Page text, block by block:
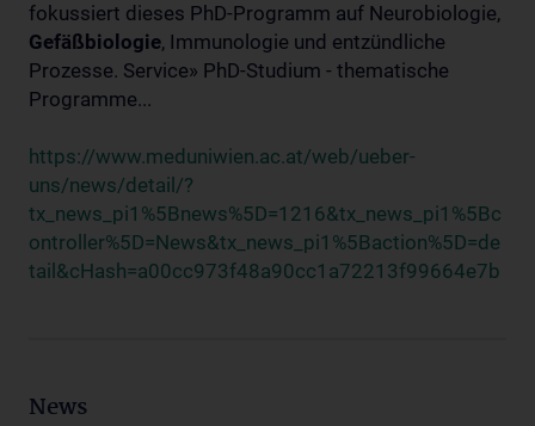
fokussiert dieses PhD-Programm auf Neurobiologie,
Gefäßbiologie, Immunologie und entzündliche
Prozesse. Service» PhD-Studium - thematische
Programme...
https://www.meduniwien.ac.at/web/ueber-
uns/news/detail/?
tx_news_pi1%5Bnews%5D=1216&tx_news_pi1%5Bc
ontroller%5D=News&tx_news_pi1%5Baction%5D=de
tail&cHash=a00cc973f48a90cc1a72213f99664e7b
News